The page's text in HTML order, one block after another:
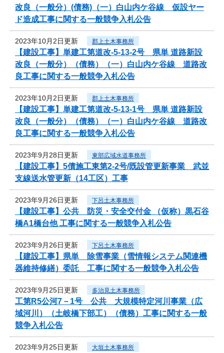
改良（一般分）(債務)（一）白山内ケ谷線 仮設ヤー
ド造成工事に関する一般競争入札公告
2023年10月2日更新 郡上土木事務所
【建設工事】単建工第道改-5-13-2号 県単 道路新設
改良（一般分）（債務）（一）白山内ケ谷線 道路改
良工事に関する一般競争入札公告
2023年10月2日更新 郡上土木事務所
【建設工事】単建工第道改-5-13-1号 県単 道路新設
改良（一般分）（債務）（一）白山内ケ谷線 道路改
良工事に関する一般競争入札公告
2023年9月28日更新 東部広域水道事務所
【建設工事】5債施工東第2-2号/既設管更新事業 武並
支線送水管更新（14工区）工事
2023年9月26日更新 下呂土木事務所
【建設工事】公共 防災・安全交付金 （仮称）黒石谷
橋A1橋台他 工事に関する一般競争入札公告
2023年9月26日更新 下呂土木事務所
【建設工事】県単 除雪事業（雪情報システム関連機
器維持修繕）委託 工事に関する一般競争入札公告
2023年9月25日更新 多治見土木事務所
工第R5公河7－1号 公共 大規模特定河川事業（広
域河川）（土岐橋下部工）（債務）工事に関する一般
競争入札公告
2023年9月25日更新 大垣土木事務所